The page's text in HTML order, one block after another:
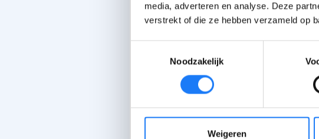
media, adverteren en analyse. Deze
verstrekt of die ze hebben verzameld op
Noodzakelijk
Weigeren
Chat met Awel
uur. Je kan even in de wachtrij
Mail met Awel
Stuur een mail of vul het
Bezoek het forum van